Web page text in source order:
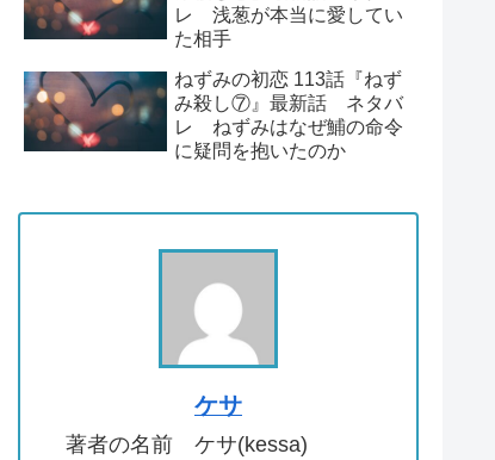
レ 浅葱が本当に愛してい
た相手
ねずみの初恋 113話『ねず
み殺し⑦』最新話 ネタバ
レ ねずみはなぜ鯆の命令
に疑問を抱いたのか
ケサ
著者の名前 ケサ(kessa)